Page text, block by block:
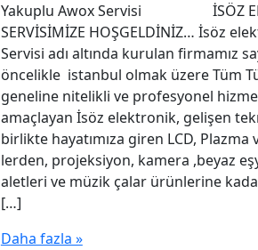
Yakuplu Awox Servisi İSÖZ
SERVİSİMİZE HOŞGELDİNİZ… İsöz
Servisi adı altında kurulan firmamız
öncelikle istanbul olmak üzere Tüm
geneline nitelikli ve profesyonel
amaçlayan İsöz elektronik, gelişen
birlikte hayatımıza giren LCD, Plazma
lerden, projeksiyon, kamera ,beyaz
aletleri ve müzik çalar ürünlerine
[…]
Daha fazla »